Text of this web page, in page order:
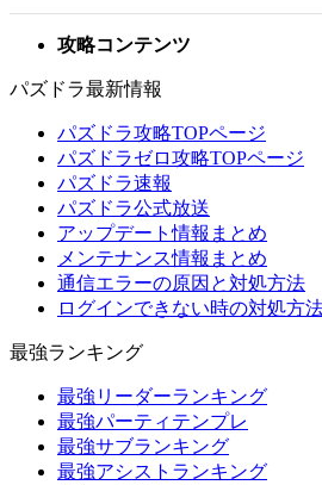
攻略コンテンツ
パズドラ最新情報
パズドラ攻略TOPページ
パズドラゼロ攻略TOPページ
パズドラ速報
パズドラ公式放送
アップデート情報まとめ
メンテナンス情報まとめ
通信エラーの原因と対処方法
ログインできない時の対処方
最強ランキング
最強リーダーランキング
最強パーティテンプレ
最強サブランキング
最強アシストランキング